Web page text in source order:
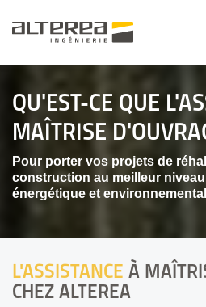
QU'EST-CE QUE
MAÎTRISE
Pour porter vos projets de
construction au meilleur
énergétique et
L'ASSISTANCE À
CHEZ ALTEREA